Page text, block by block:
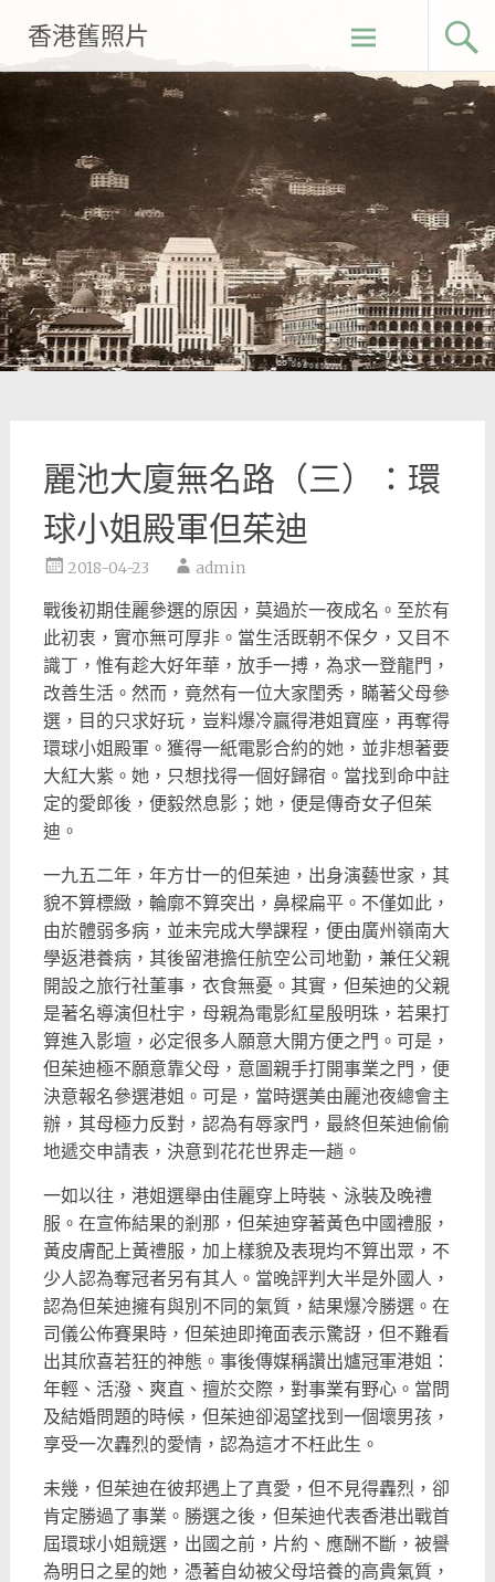
content
香港舊照片
麗池大廈無名路（三）：環
球小姐殿軍但茱迪
2018-04-23 admin
戰後初期佳麗參選的原因，莫過於一夜成名。至於有
此初衷， 實亦無可厚非。當生活既朝不保夕，又目不
識丁，惟有趁大好年華， 放手一搏，為求一登龍門，
改善生活。然而，竟然有一位大家閨秀， 瞞著父母參
選，目的只求好玩，豈料爆冷贏得港姐寶座， 再奪得
環球小姐殿軍。獲得一紙電影合約的她， 並非想著要
大紅大紫。她，只想找得一個好歸宿。 當找到命中註
定的愛郎後，便毅然息影；她，便是傳奇女子但茱
迪。
一九五二年，年方廿一的但茱迪，出身演藝世家，其
貌不算標緻， 輪廓不算突出，鼻樑扁平。不僅如此，
由於體弱多病， 並未完成大學課程，便由廣州嶺南大
學返港養病， 其後留港擔任航空公司地勤，兼任父親
開設之旅行社董事， 衣食無憂。其實，但茱迪的父親
是著名導演但杜宇， 母親為電影紅星殷明珠，若果打
算進入影壇， 必定很多人願意大開方便之門。可是，
但茱迪極不願意靠父母， 意圖親手打開事業之門，便
決意報名參選港姐。可是， 當時選美由麗池夜總會主
辦，其母極力反對，認為有辱家門， 最終但茱迪偷偷
地遞交申請表，決意到花花世界走一趟。
一如以往，港姐選舉由佳麗穿上時裝、泳裝及晚禮
服。 在宣佈結果的剎那，但茱迪穿著黃色中國禮服，
黃皮膚配上黃禮服， 加上樣貌及表現均不算出眾，不
少人認為奪冠者另有其人。 當晚評判大半是外國人，
認為但茱迪擁有與別不同的氣質， 結果爆冷勝選。在
司儀公佈賽果時，但茱迪即掩面表示驚訝， 但不難看
出其欣喜若狂的神態。事後傳媒稱讚出爐冠軍港姐：
年輕、 活潑、爽直、擅於交際，對事業有野心。當問
及結婚問題的時候， 但茱迪卻渴望找到一個壞男孩，
享受一次轟烈的愛情， 認為這才不枉此生。
未幾，但茱迪在彼邦遇上了真愛，但不見得轟烈， 卻
肯定勝過了事業。勝選之後， 但茱迪代表香港出戰首
屆環球小姐競選，出國之前，片約、 應酬不斷，被譽
為明日之星的她，憑著自幼被父母培養的高貴氣質，